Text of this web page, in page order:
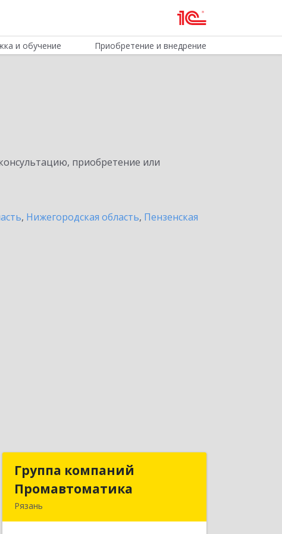
и обучение Приобретение и внедрение
приобретение или
, Нижегородская область, Пензенская
Группа компаний
Промавтоматика
Рязань
Группа компаний
Промавтоматика